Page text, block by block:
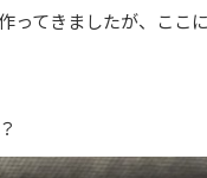
ってきましたが、こ